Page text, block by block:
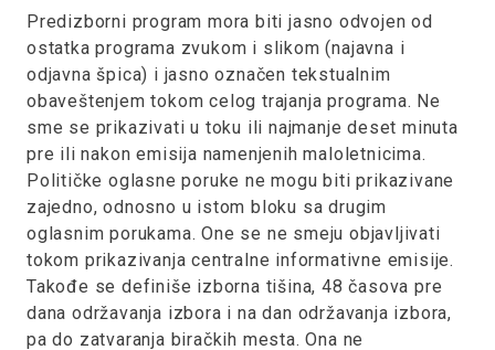
Predizborni program mora biti jasno odvojen od
ostatka programa zvukom i slikom (najavna i
odjavna špica) i jasno označen tekstualnim
obaveštenjem tokom celog trajanja programa. Ne
sme se prikazivati u toku ili najmanje deset minuta
pre ili nakon emisija namenjenih maloletnicima.
Političke oglasne poruke ne mogu biti prikazivane
zajedno, odnosno u istom bloku sa drugim
oglasnim porukama. One se ne smeju objavljivati
tokom prikazivanja centralne informativne emisije.
Takođe se definiše izborna tišina, 48 časova pre
dana održavanja izbora i na dan održavanja izbora,
pa do zatvaranja biračkih mesta. Ona ne